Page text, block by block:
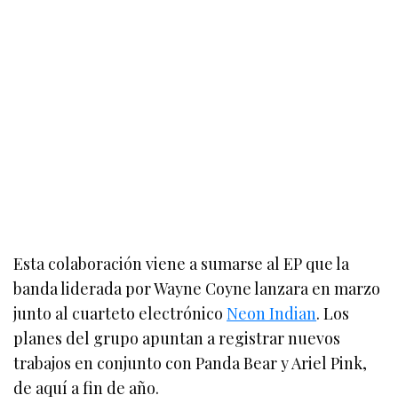
Esta colaboración viene a sumarse al EP que la
banda liderada por Wayne Coyne lanzara en marzo
junto al cuarteto electrónicoNeon Indian. Los
planes del grupo apuntan a registrar nuevos
trabajos en conjunto con Panda Bear y Ariel Pink,
de aquí a fin de año.